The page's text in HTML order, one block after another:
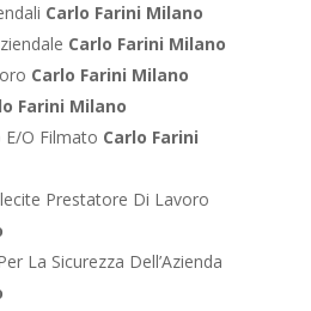
Carlo Farini Milano
Carlo Farini Milano
Carlo Farini Milano
Farini Milano
O Filmato Carlo Farini
Prestatore Di Lavoro
La Sicurezza Dell’Azienda